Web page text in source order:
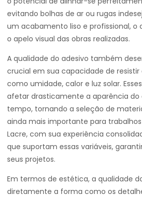
evitando bolhas de ar ou rugas
um acabamento liso e profissional, o
o apelo visual das obras realizadas.
A qualidade do adesivo também
crucial em sua capacidade de
como umidade, calor e luz solar.
afetar drasticamente a aparência do
tempo, tornando a seleção de
ainda mais importante para
Lacre, com sua experiência
que suportam essas variáveis,
seus projetos.
Em termos de estética, a qualidade
diretamente a forma como os